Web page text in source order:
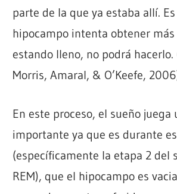
parte de la que ya estaba allí.
hipocampo intenta obtener
estando lleno, no podrá hacerlo.
Morris, Amaral, & O’Keefe,
En este proceso, el sueño juega
importante ya que es durante
(específicamente la etapa 2 del
REM), que el hipocampo es